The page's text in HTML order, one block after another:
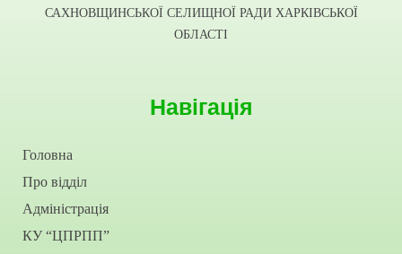
САХНОВЩИНСЬКОЇ СЕЛИЩНОЇ РАДИ ХАРКІВСЬКОЇ
ОБЛАСТІ
Навігація
Головна
Про відділ
Адміністрація
КУ “ЦПРПП”